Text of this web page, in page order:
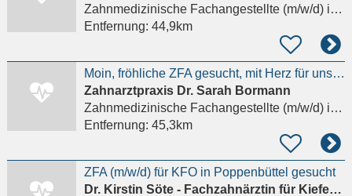
Zahnmedizinische Fachangestellte (m/w/d)in Hamburg, Rahlstedt
Entfernung: 44,9km
Moin, fröhliche ZFA gesucht, mit Herz für unseren Praxishund!
Zahnarztpraxis Dr. Sarah Bormann
Zahnmedizinische Fachangestellte (m/w/d)in Hamburg
Entfernung: 45,3km
ZFA (m/w/d) für KFO in Poppenbüttel gesucht
Dr. Kirstin Söte - Fachzahnärztin für Kieferorthopädie